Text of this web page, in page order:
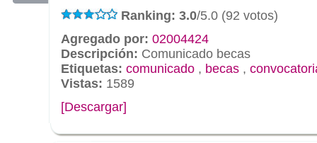
Ranking: 3.0/5.0 (92 votos)
Agregado por: 02004424
Descripción: Comunicado becas
Etiquetas: comunicado , becas ,
Vistas: 1589
[Descargar]